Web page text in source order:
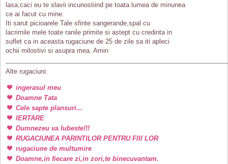
lasa,caci eu te slavii incunostiind pe toata lumea de minunea
ce ai facut cu mine.
Iti sarut picioarele Tale sfinte sangerande,spal cu
lacrimile mele toate ranile primite si astept cu credinta in
suflet ca in aceasta rugaciune de 25 de zile sa iti apleci
ochii milostivi si asupra mea. Amin
Alte rugaciuni:
ingerasul meu
Doamne Tata
Cele sapte plansuri...
IERTARE
Dumnezeu va Iubeste!!!
RUGACIUNEA PARINTILOR PENTRU FIII LOR
rugaciune de multumire
Doamne,in fiecare zi,in zori,te binecuvantam.